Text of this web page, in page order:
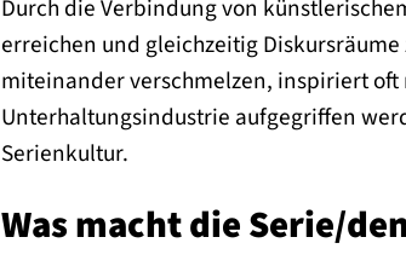
Durch die Verbindung von
erreichen und gleichzeitig
miteinander verschmelzen, inspiriert
Unterhaltungsindustrie aufgegriffen
Serienkultur.
Was macht die Serie/